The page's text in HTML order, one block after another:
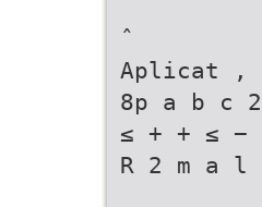
ˆ
Aplicat ,
8p a b c 2
≤ + + ≤ −
R 2 m a